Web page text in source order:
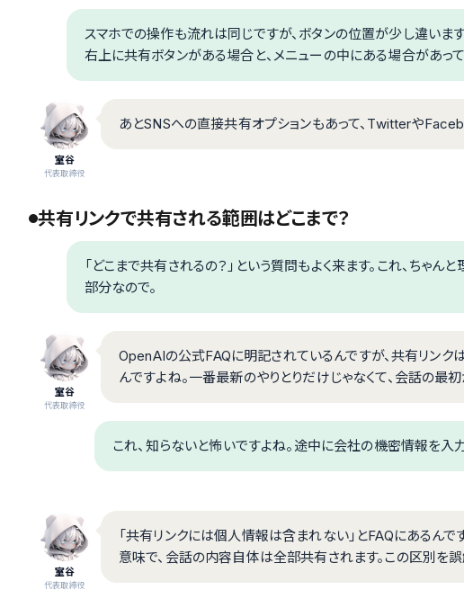
スマホでの操作も流れは同じですが、ボタンの位置が少し違いま
右上に共有ボタンがある場合と、メニューの中にある場合があって
室谷
代表取締役
あとSNSへの直接共有オプションもあって、Twitterや
共有リンクで共有される範囲はどこまで？
「どこまで共有されるの？」という質問もよく来ます。これ、ちゃ
部分なので。
室谷
代表取締役
OpenAIの公式FAQに明記されているんですが、共有リンク
んですよね。一番最新のやりとりだけじゃなくて、会話の最
これ、知らないと怖いですよね。途中に会社の機密情報を入
室谷
代表取締役
「共有リンクには個人情報は含まれない」とFAQにあるんで
意味で、会話の内容自体は全部共有されます。この区別を誤